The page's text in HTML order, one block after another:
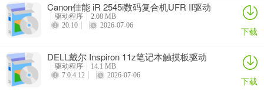
Canon佳能 iR 2545i数码复合机UFR II驱动
驱动程序
2.08 MB
20.10
2026-07-06 下载
DELL戴尔 Inspiron 11z笔记本触摸板驱动
驱动程序
14.1 MB
7.0.4.12
2026-07-06 下载